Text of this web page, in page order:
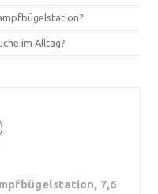
im Alltag?
7,6